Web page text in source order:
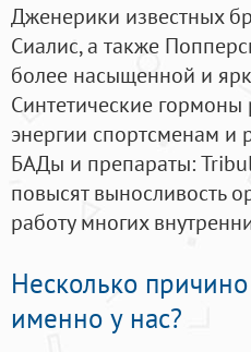
Дженерики известных
Сиалис, а также
более насыщенной и
Синтетические гормоны
энергии спортсменам
БАДы и препараты:
повысят выносливость
работу многих
Несколько
именно у нас?